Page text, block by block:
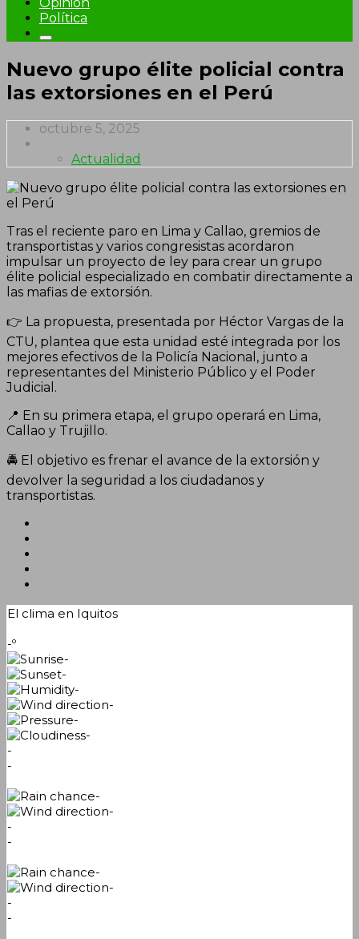
Política
Nuevo grupo élite policial contra
las extorsiones en el Perú
octubre 5, 2025
Actualidad
Tras el reciente paro en Lima y Callao, gremios de
transportistas y varios congresistas acordaron
impulsar un proyecto de ley para crear un grupo
élite policial especializado en combatir directamente a
las mafias de extorsión.
👉 La propuesta, presentada por Héctor Vargas de la
CTU, plantea que esta unidad esté integrada por los
mejores efectivos de la Policía Nacional, junto a
representantes del Ministerio Público y el Poder
Judicial.
📍 En su primera etapa, el grupo operará en Lima,
Callao y Trujillo.
🚔 El objetivo es frenar el avance de la extorsión y
devolver la seguridad a los ciudadanos y
transportistas.
El clima en Iquitos
-º
-
-
-
-
-
-
-
-
-
-
-
-
-
-
-
-